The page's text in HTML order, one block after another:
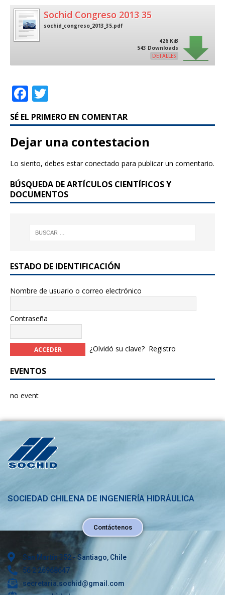
Sochid Congreso 2013 35
sochid_congreso_2013_35.pdf
426 KiB
543 Downloads
DETALLES
F
a
c
e
b
o
k
w
it
te
r
SÉ EL PRIMERO EN COMENTAR
Dejar una contestacion
Lo siento, debes estarconectado para publicar un comentario.
BÚSQUEDA DE ARTÍCULOS CIENTÍFICOS Y
DOCUMENTOS
ESTADO DE IDENTIFICACIÓN
Nombre de usuario o correo electrónico
Contraseña
¿Olvidó su clave? Registro
EVENTOS
no event
SOCIEDAD CHILENA DE INGENIERÍA HIDRÁULICA
Contáctenos
San Martín 352 - Santiago, Chile
56 2 26968647
secretaria.sochid@gmail.com